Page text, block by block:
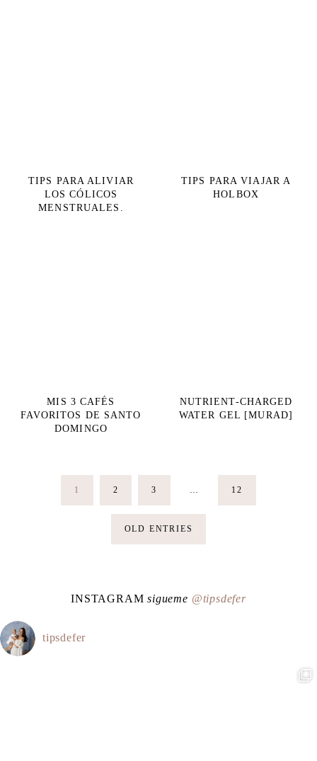
TIPS PARA ALIVIAR
LOS CÓLICOS
MENSTRUALES.
TIPS PARA VIAJAR A
HOLBOX
MIS 3 CAFÉS
FAVORITOS DE SANTO
DOMINGO
NUTRIENT-CHARGED
WATER GEL [MURAD]
Paginación
1 2 3 12
OLD ENTRIES
INSTAGRAMsigueme @tipsdefer
tipsdefer